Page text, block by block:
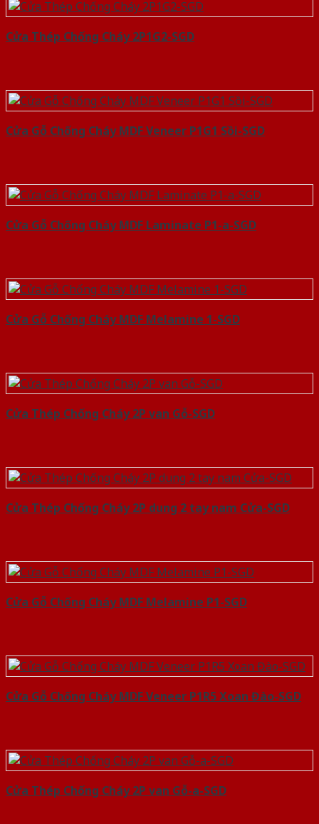
Cửa Thép Chống Cháy 2P1G2-SGD
Cửa Gỗ Chống Cháy MDF Veneer P1G1 Sồi-SGD
Cửa Gỗ Chống Cháy MDF Laminate P1-a-SGD
Cửa Gỗ Chống Cháy MDF Melamine 1-SGD
Cửa Thép Chống Cháy 2P van Gỗ-SGD
Cửa Thép Chống Cháy 2P dung 2 tay nam Cửa-SGD
Cửa Gỗ Chống Cháy MDF Melamine P1-SGD
Cửa Gỗ Chống Cháy MDF Veneer P1R5 Xoan Đào-SGD
Cửa Thép Chống Cháy 2P van Gỗ-a-SGD